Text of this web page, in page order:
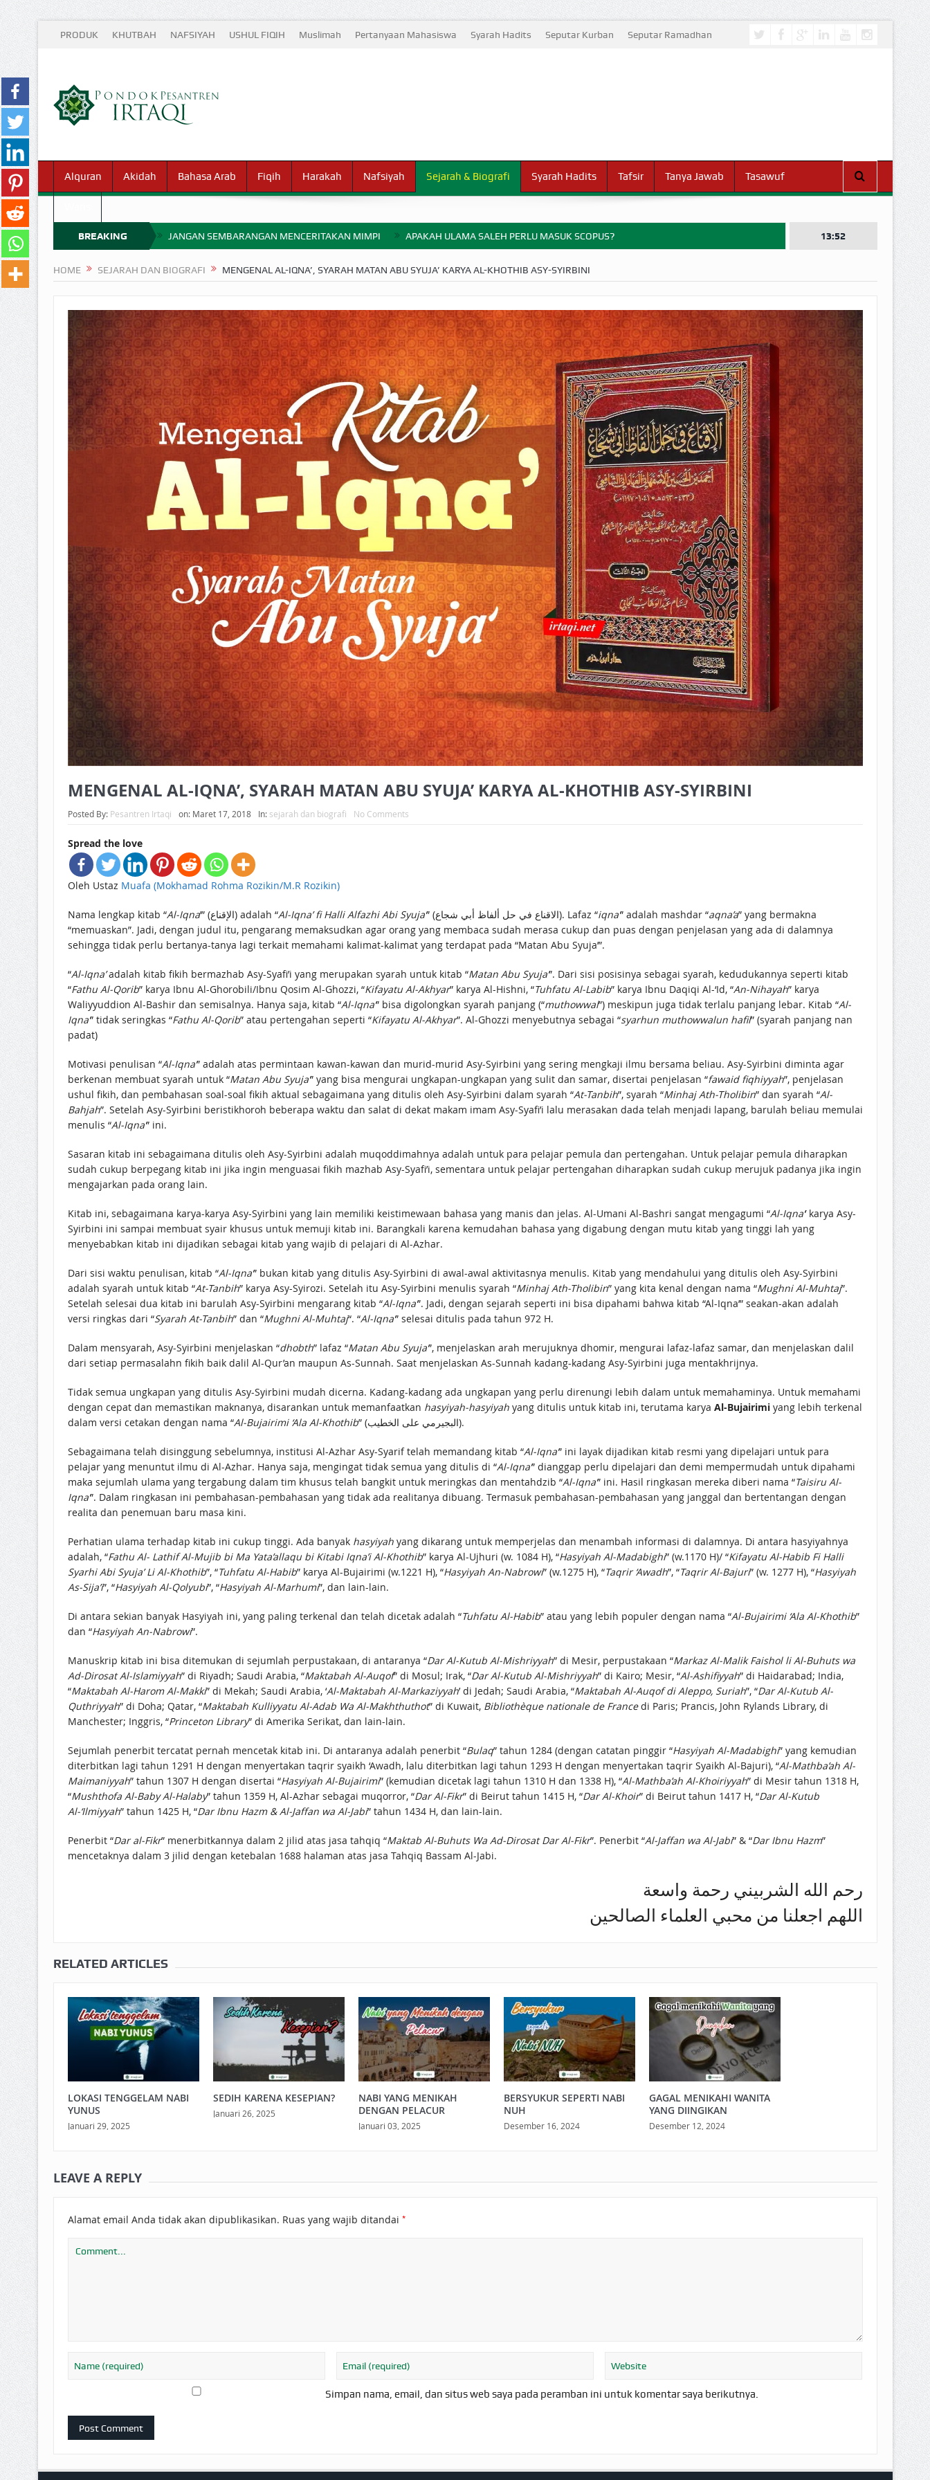
PRODUK KHUTBAH NAFSIYAH USHUL FIQIH Muslimah Pertanyaan Mahasiswa Syarah Hadits Seputar Kurban Seputar Ramadhan
Alquran Akidah Bahasa Arab Fiqih Harakah Nafsiyah Sejarah & Biografi Syarah Hadits Tafsir Tanya Jawab Tasawuf
BREAKING
NEWS
JANGAN SEMBARANGAN MENCERITAKAN MIMPI APAKAH ULAMA SALEH PERLU MASUK SCOPUS?
BAGAIMANA CARA MEMBAYAR ZAKAT UANG? UANG HARAM BISA MENJADI HALAL JIKA SEBAB KEPEMILIKANNYA BERUBAH
ISTIDLAL BATIL VS ISTIDLAL SYAR’I BAHASA CINTA KARENA ALLAH HUKUM MEMBAYAR ZAKAT DENGAN CARA MENGANGSUR
HUKUM MEMBAYAR ZAKAT KEPADA KERABAT SENDIRI
13:52
HOME SEJARAH DAN BIOGRAFI MENGENAL AL-IQNA’, SYARAH MATAN ABU SYUJA’ KARYA AL-KHOTHIB ASY-SYIRBINI
MENGENAL AL-IQNA’, SYARAH MATAN ABU SYUJA’ KARYA AL-KHOTHIB ASY-SYIRBINI
Posted By: Pesantren Irtaqi on: Maret 17, 2018 In: sejarah dan biografi No Comments
Spread the love
Oleh Ustaz Muafa (Mokhamad Rohma Rozikin/M.R Rozikin)
Nama lengkap kitab “Al-Iqna ’” (الإقناع) adalah “Al-Iqna’ fi Halli Alfazhi Abi Syuja’ ” (الاقناع في حل ألفاظ أبي شجاع). Lafaz “iqna’” adalah mashdar “aqna’a” yang bermakna
“memuaskan”. Jadi, dengan judul itu, pengarang memaksudkan agar orang yang membaca sudah merasa cukup dan puas dengan penjelasan yang ada di dalamnya
sehingga tidak perlu bertanya-tanya lagi terkait memahami kalimat-kalimat yang terdapat pada “Matan Abu Syuja’”.
“Al-Iqna’adalah kitab fikih bermazhab Asy-Syafi’i yang merupakan syarah untuk kitab “Matan Abu Syuja’”. Dari sisi posisinya sebagai syarah, kedudukannya seperti kitab
“Fathu Al-Qorib” karya Ibnu Al-Ghorobili/Ibnu Qosim Al-Ghozzi, “Kifayatu Al-Akhyar” karya Al-Hishni, “Tuhfatu Al-Labib” karya Ibnu Daqiqi Al-‘Id, “An-Nihayah” karya
Waliyyuddion Al-Bashir dan semisalnya. Hanya saja, kitab “Al-Iqna’” bisa digolongkan syarah panjang (“muthowwal”) meskipun juga tidak terlalu panjang lebar. Kitab “Al-
Iqna’” tidak seringkas “Fathu Al-Qorib” atau pertengahan seperti “Kifayatu Al-Akhyar”. Al-Ghozzi menyebutnya sebagai “syarhun muthowwalun hafil” (syarah panjang nan
padat)
Motivasi penulisan “Al-Iqna’” adalah atas permintaan kawan-kawan dan murid-murid Asy-Syirbini yang sering mengkaji ilmu bersama beliau. Asy-Syirbini diminta agar
berkenan membuat syarah untuk “Matan Abu Syuja’” yang bisa mengurai ungkapan-ungkapan yang sulit dan samar, disertai penjelasan “fawaid fiqhiyyah”, penjelasan
ushul fikih, dan pembahasan soal-soal fikih aktual sebagaimana yang ditulis oleh Asy-Syirbini dalam syarah “At-Tanbih”, syarah “Minhaj Ath-Tholibin” dan syarah “Al-
Bahjah”. Setelah Asy-Syirbini beristikhoroh beberapa waktu dan salat di dekat makam imam Asy-Syafi’i lalu merasakan dada telah menjadi lapang, barulah beliau memulai
menulis “Al-Iqna’” ini.
Sasaran kitab ini sebagaimana ditulis oleh Asy-Syirbini adalah muqoddimahnya adalah untuk para pelajar pemula dan pertengahan. Untuk pelajar pemula diharapkan
sudah cukup berpegang kitab ini jika ingin menguasai fikih mazhab Asy-Syafi’i, sementara untuk pelajar pertengahan diharapkan sudah cukup merujuk padanya jika ingin
mengajarkan pada orang lain.
Kitab ini, sebagaimana karya-karya Asy-Syirbini yang lain memiliki keistimewaan bahasa yang manis dan jelas. Al-Umani Al-Bashri sangat mengagumi “Al-Iqna’’ karya Asy-
Syirbini ini sampai membuat syair khusus untuk memuji kitab ini. Barangkali karena kemudahan bahasa yang digabung dengan mutu kitab yang tinggi lah yang
menyebabkan kitab ini dijadikan sebagai kitab yang wajib di pelajari di Al-Azhar.
Dari sisi waktu penulisan, kitab “Al-Iqna’” bukan kitab yang ditulis Asy-Syirbini di awal-awal aktivitasnya menulis. Kitab yang mendahului yang ditulis oleh Asy-Syirbini
adalah syarah untuk kitab “At-Tanbih” karya Asy-Syirozi. Setelah itu Asy-Syirbini menulis syarah “Minhaj Ath-Tholibin” yang kita kenal dengan nama “Mughni Al-Muhtaj”.
Setelah selesai dua kitab ini barulah Asy-Syirbini mengarang kitab “Al-Iqna’”. Jadi, dengan sejarah seperti ini bisa dipahami bahwa kitab “Al-Iqna’” seakan-akan adalah
versi ringkas dari “Syarah At-Tanbih” dan “Mughni Al-Muhtaj“. “Al-Iqna’” selesai ditulis pada tahun 972 H.
Dalam mensyarah, Asy-Syirbini menjelaskan “dhobth” lafaz “Matan Abu Syuja’”, menjelaskan arah merujuknya dhomir, mengurai lafaz-lafaz samar, dan menjelaskan dalil
dari setiap permasalahn fikih baik dalil Al-Qur’an maupun As-Sunnah. Saat menjelaskan As-Sunnah kadang-kadang Asy-Syirbini juga mentakhrijnya.
Tidak semua ungkapan yang ditulis Asy-Syirbini mudah dicerna. Kadang-kadang ada ungkapan yang perlu direnungi lebih dalam untuk memahaminya. Untuk memahami
dengan cepat dan memastikan maknanya, disarankan untuk memanfaatkan hasyiyah-hasyiyahyang ditulis untuk kitab ini, terutama karya Al-Bujairimiyang lebih terkenal
dalam versi cetakan dengan nama “Al-Bujairimi ‘Ala Al-Khothib ” (البجيرمي على الخطيب).
Sebagaimana telah disinggung sebelumnya, institusi Al-Azhar Asy-Syarif telah memandang kitab “Al-Iqna’” ini layak dijadikan kitab resmi yang dipelajari untuk para
pelajar yang menuntut ilmu di Al-Azhar. Hanya saja, mengingat tidak semua yang ditulis di “Al-Iqna’” dianggap perlu dipelajari dan demi mempermudah untuk dipahami
maka sejumlah ulama yang tergabung dalam tim khusus telah bangkit untuk meringkas dan mentahdzib “Al-Iqna’” ini. Hasil ringkasan mereka diberi nama “Taisiru Al-
Iqna’”. Dalam ringkasan ini pembahasan-pembahasan yang tidak ada realitanya dibuang. Termasuk pembahasan-pembahasan yang janggal dan bertentangan dengan
realita dan penemuan baru masa kini.
Perhatian ulama terhadap kitab ini cukup tinggi. Ada banyak hasyiyah yang dikarang untuk memperjelas dan menambah informasi di dalamnya. Di antara hasyiyahnya
adalah, “Fathu Al- Lathif Al-Mujib bi Ma Yata’allaqu bi Kitabi Iqna’i Al-Khothib” karya Al-Ujhuri (w. 1084 H), “Hasyiyah Al-Madabighi” (w.1170 H)/ “Kifayatu Al-Habib Fi Halli
Syarhi Abi Syuja’ Li Al-Khothib”, “Tuhfatu Al-Habib” karya Al-Bujairimi (w.1221 H), “Hasyiyah An-Nabrowi” (w.1275 H), “Taqrir ‘Awadh”, “Taqrir Al-Bajuri” (w. 1277 H), “Hasyiyah
As-Sija’i”, “Hasyiyah Al-Qolyubi”, “Hasyiyah Al-Marhumi”, dan lain-lain.
Di antara sekian banyak Hasyiyah ini, yang paling terkenal dan telah dicetak adalah “Tuhfatu Al-Habib” atau yang lebih populer dengan nama “Al-Bujairimi ‘Ala Al-Khothib”
dan “Hasyiyah An-Nabrowi”.
Manuskrip kitab ini bisa ditemukan di sejumlah perpustakaan, di antaranya “Dar Al-Kutub Al-Mishriyyah” di Mesir, perpustakaan “Markaz Al-Malik Faishol li Al-Buhuts wa
Ad-Dirosat Al-Islamiyyah” di Riyadh; Saudi Arabia, “Maktabah Al-Auqof” di Mosul; Irak, “Dar Al-Kutub Al-Mishriyyah” di Kairo; Mesir, “Al-Ashifiyyah” di Haidarabad; India,
“Maktabah Al-Harom Al-Makki” di Mekah; Saudi Arabia, ‘Al-Maktabah Al-Markaziyyah’ di Jedah; Saudi Arabia, “Maktabah Al-Auqof di Aleppo, Suriah”, “Dar Al-Kutub Al-
Quthriyyah” di Doha; Qatar, “Maktabah Kulliyyatu Al-Adab Wa Al-Makhthuthot” di Kuwait, Bibliothèque nationale de Francedi Paris; Prancis, John Rylands Library, di
Manchester; Inggris, “Princeton Library” di Amerika Serikat, dan lain-lain.
Sejumlah penerbit tercatat pernah mencetak kitab ini. Di antaranya adalah penerbit “Bulaq” tahun 1284 (dengan catatan pinggir “Hasyiyah Al-Madabighi” yang kemudian
diterbitkan lagi tahun 1291 H dengan menyertakan taqrir syaikh ‘Awadh, lalu diterbitkan lagi tahun 1293 H dengan menyertakan taqrir Syaikh Al-Bajuri), “Al-Mathba’ah Al-
Maimaniyyah” tahun 1307 H dengan disertai “Hasyiyah Al-Bujairimi” (kemudian dicetak lagi tahun 1310 H dan 1338 H), “Al-Mathba’ah Al-Khoiriyyah” di Mesir tahun 1318 H,
“Mushthofa Al-Baby Al-Halaby” tahun 1359 H, Al-Azhar sebagai muqorror, “Dar Al-Fikr” di Beirut tahun 1415 H, “Dar Al-Khoir” di Beirut tahun 1417 H, “Dar Al-Kutub
Al-‘Ilmiyyah” tahun 1425 H, “Dar Ibnu Hazm & Al-Jaffan wa Al-Jabi” tahun 1434 H, dan lain-lain.
Penerbit “Dar al-Fikr” menerbitkannya dalam 2 jilid atas jasa tahqiq “Maktab Al-Buhuts Wa Ad-Dirosat Dar Al-Fikr”. Penerbit “Al-Jaffan wa Al-Jabi” & “Dar Ibnu Hazm”
mencetaknya dalam 3 jilid dengan ketebalan 1688 halaman atas jasa Tahqiq Bassam Al-Jabi.
رحم الله الشربيني رحمة واسعة
اللهم اجعلنا من محبي العلماء الصالحين
RELATED ARTICLES
LOKASI TENGGELAM NABI
YUNUS
Januari 29, 2025
SEDIH KARENA KESEPIAN?
Januari 26, 2025
NABI YANG MENIKAH
DENGAN PELACUR
Januari 03, 2025
BERSYUKUR SEPERTI NABI
NUH
Desember 16, 2024
GAGAL MENIKAHI WANITA
YANG DIINGIKAN
Desember 12, 2024
LEAVE A REPLY
Alamat email Anda tidak akan dipublikasikan. Ruas yang wajib ditandai *
Simpan nama, email, dan situs web saya pada peramban ini untuk komentar saya berikutnya.